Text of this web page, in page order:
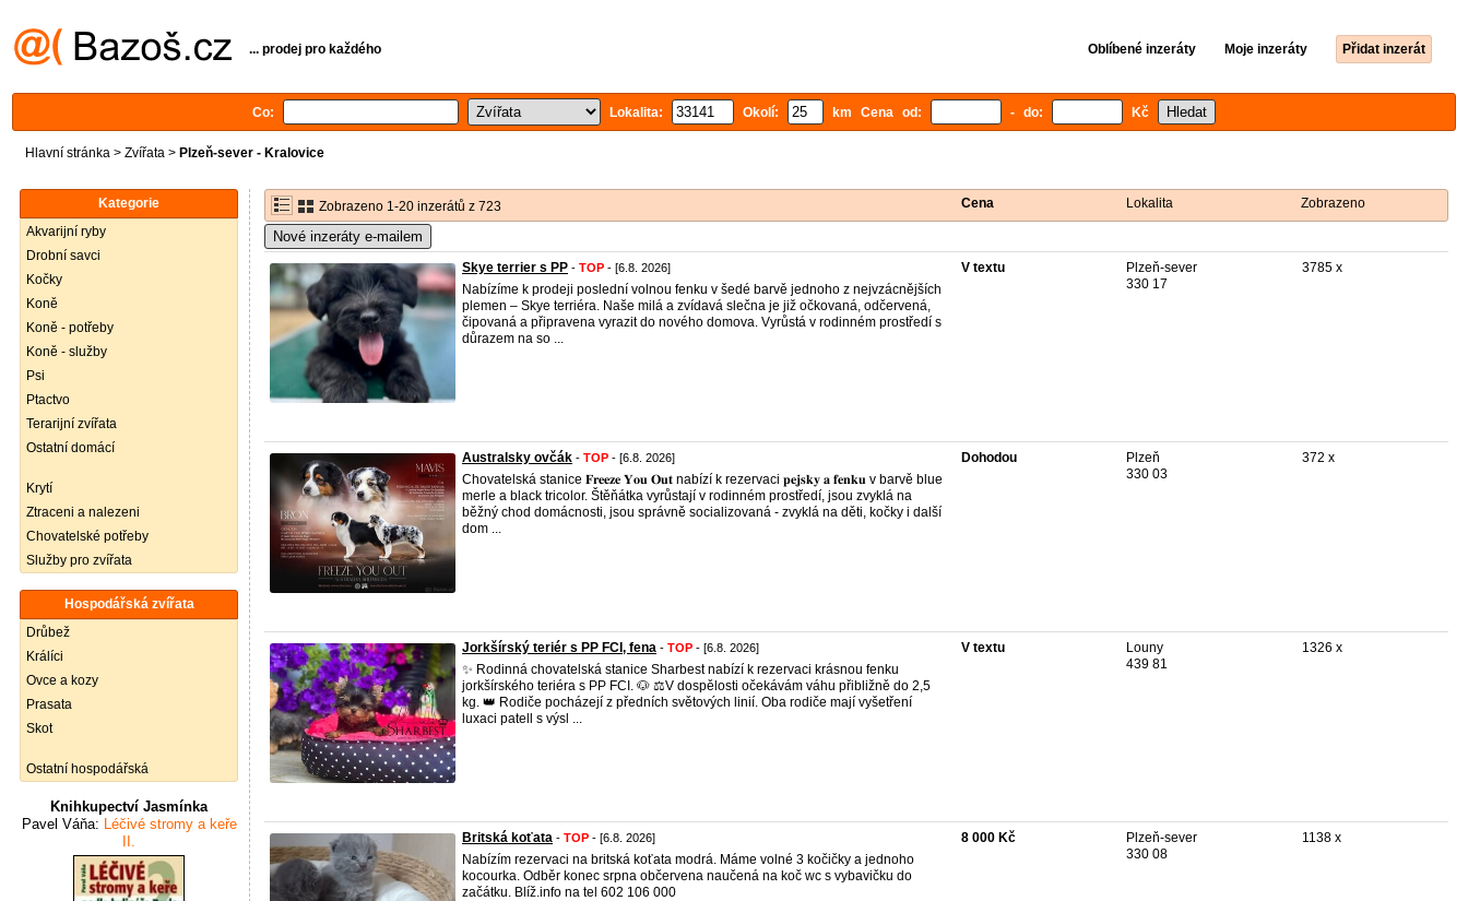
... prodej pro každého Oblíbené inzeráty Moje inzeráty Přidat inzerát
Co: Lokalita: Okolí: km Cena od: - do: Kč
Hlavní stránka > Zvířata > Plzeň-sever - Kralovice
Kategorie
Akvarijní ryby
Drobní savci
Kočky
Koně
Koně - potřeby
Koně - služby
Psi
Ptactvo
Terarijní zvířata
Ostatní domácí
Krytí
Ztraceni a nalezeni
Chovatelské potřeby
Služby pro zvířata
Hospodářská zvířata
Drůbež
Králíci
Ovce a kozy
Prasata
Skot
Ostatní hospodářská
Knihkupectví Jasmínka
Pavel Váňa: Léčivé stromy a keře
II.
Zobrazeno 1-20 inzerátů z 723 Cena Lokalita Zobrazeno
Nové inzeráty e-mailem
Skye terrier s PP - TOP - [6.8. 2026]
Nabízíme k prodeji poslední volnou fenku v šedé barvě jednoho z nejvzácnějších
plemen – Skye terriéra. Naše milá a zvídavá slečna je již očkovaná, odčervená,
čipovaná a připravena vyrazit do nového domova. Vyrůstá v rodinném prostředí s
důrazem na so ...
V textu
Plzeň-sever
330 17
3785 x
Australsky ovčák - TOP - [6.8. 2026]
Chovatelská stanice 𝐅𝐫𝐞𝐞𝐳𝐞 𝐘𝐨𝐮 𝐎𝐮𝐭 nabízí k rezervaci 𝐩𝐞𝐣𝐬𝐤𝐲 𝐚 𝐟𝐞𝐧𝐤𝐮 v barvě blue
merle a black tricolor. Štěňátka vyrůstají v rodinném prostředí, jsou zvyklá na
běžný chod domácnosti, jsou správně socializovaná - zvyklá na děti, kočky i další
dom ...
Dohodou
Plzeň
330 03
372 x
Jorkšírský teriér s PP FCI, fena - TOP - [6.8. 2026]
✨ Rodinná chovatelská stanice Sharbest nabízí k rezervaci krásnou fenku
jorkšírského teriéra s PP FCI. 🐶 ⚖️V dospělosti očekávám váhu přibližně do 2,5
kg. 👑 Rodiče pocházejí z předních světových linií. Oba rodiče mají vyšetření
luxaci patell s výsl ...
V textu
Louny
439 81
1326 x
Britská koťata - TOP - [6.8. 2026]
Nabízím rezervaci na britská koťata modrá. Máme volné 3 kočičky a jednoho
kocourka. Odběr konec srpna občervena naučená na koč wc s vybavičku do
začátku. Blíž.info na tel 602 106 000
8 000 Kč
Plzeň-sever
330 08
1138 x